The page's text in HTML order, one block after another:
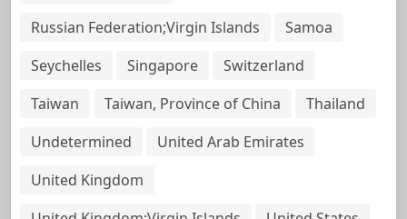
Russian Federation;Virgin Islands
Samoa
Seychelles
Singapore
Switzerland
Taiwan
Taiwan, Province of China
Thailand
Undetermined
United Arab Emirates
United Kingdom